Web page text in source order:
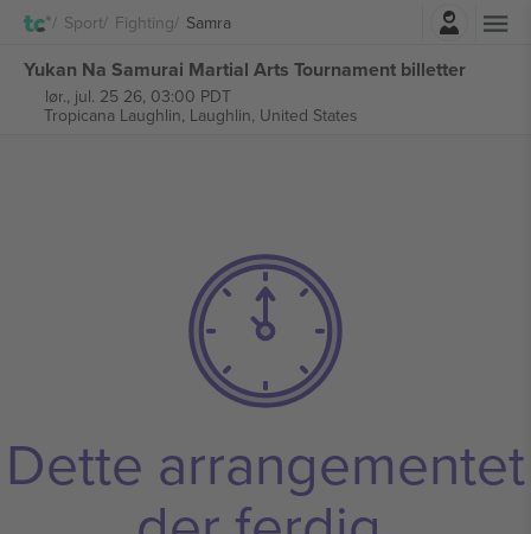
Sport Fighting Samra
Yukan Na Samurai Martial Arts Tournament billetter
lør., jul. 25 26, 03:00 PDT
Tropicana Laughlin, Laughlin, United States
Dette arrangementet